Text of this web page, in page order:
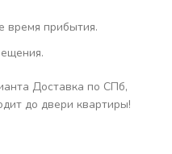
время прибытия.
Доставка по СПб,
до двери квартиры!